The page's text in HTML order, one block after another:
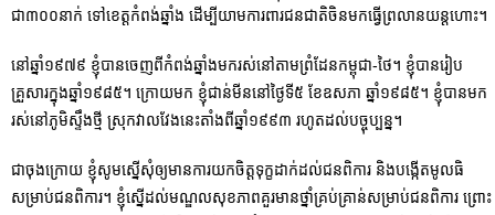
ជា៣០០នាក់ ទៅខេត្តកំពង់ឆ្នាំង ដើម្បីយាមការពារជនជាតិចិនមកធ្វើព្រលានយន្តហោះ។
នៅឆ្នាំ១៩៧៩ ខ្ញុំបានចេញពីកំពង់ឆ្នាំងមករស់នៅតាមព្រំដែនកម្ពុជា-ថៃ។ ខ្ញុំបានរៀប
គ្រួសារក្នុងឆ្នាំ១៩៨៥។ ក្រោយមក ខ្ញុំជាន់មីននៅថ្ងៃទី៥ ខែឧសភា ឆ្នាំ១៩៨៥។ ខ្ញុំបានមក
រស់នៅភូមិស្ទឹងថ្មី ស្រុកវាលវែងនេះតាំងពីឆ្នាំ១៩៩៣ រហូតដល់បច្ចុប្បន្ន។
ជាចុងក្រោយ ខ្ញុំសូមស្នើសុំឲ្យមានការយកចិត្តទុក្ខដាក់ដល់ជនពិការ និងបង្កើតមូលធិ
សម្រាប់ជនពិការ។ ខ្ញុំស្នើដល់មណ្ឌលសុខភាពគួរមានថ្នាំគ្រប់គ្រាន់សម្រាប់ជនពិការ ព្រោះ